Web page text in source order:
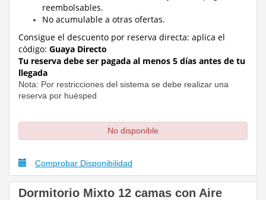
reembolsables.
No acumulable a otras ofertas.
Consigue el descuento por reserva directa: aplica el
código: Guaya Directo
Tu reserva debe ser pagada al menos 5 días antes de tu
llegada
Nota: Por restricciones del sistema se debe realizar una
reserva por huésped
No disponible
Comprobar Disponibilidad
Dormitorio Mixto 12 camas con Aire